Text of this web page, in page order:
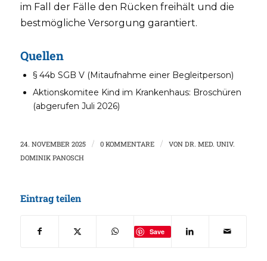
im Fall der Fälle den Rücken freihält und die
bestmögliche Versorgung garantiert.
Quellen
§ 44b SGB V (Mitaufnahme einer Begleitperson)
Aktionskomitee Kind im Krankenhaus: Broschüren
(abgerufen Juli 2026)
24. NOVEMBER 2025 / 0 KOMMENTARE / VON DR. MED. UNIV.
DOMINIK PANOSCH
Eintrag teilen
Save